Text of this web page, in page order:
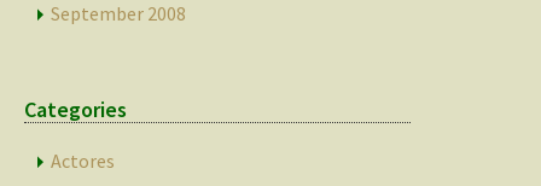
September 2008
Categories
Actores